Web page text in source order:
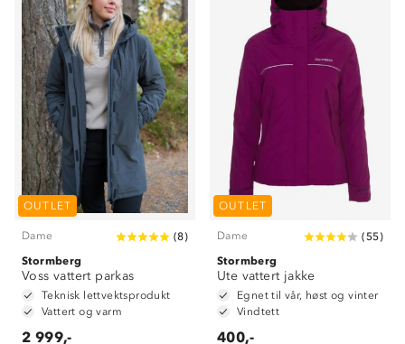
OUTLET
Dame (8)
Stormberg
Voss vattert parkas
Teknisk lettvektsprodukt
Vattert og varm
2 999,-
OUTLET
Dame (55)
Stormberg
Ute vattert jakke
Egnet til vår, høst og vinter
Vindtett
400,-